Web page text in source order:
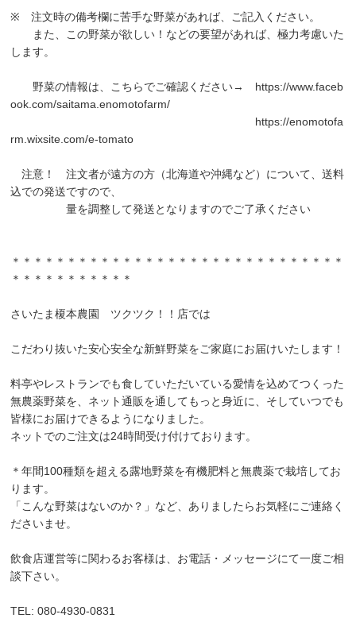
※ 注文時の備考欄に苦手な野菜があれば、ご記入ください。
また、この野菜が欲しい！などの要望があれば、極力考慮いた
します。
野菜の情報は、こちらでご確認ください→ https://www.faceb
ook.com/saitama.enomotofarm/
https://enomotofa
rm.wixsite.com/e-tomato
注意！ 注文者が遠方の方（北海道や沖縄など）について、送料
込での発送ですので、
量を調整して発送となりますのでご了承ください
＊＊＊＊＊＊＊＊＊＊＊＊＊＊＊＊＊＊＊＊＊＊＊＊＊＊＊＊＊＊
＊＊＊＊＊＊＊＊＊＊＊
さいたま榎本農園 ツクツク！！店では
こだわり抜いた安心安全な新鮮野菜をご家庭にお届けいたします！
料亭やレストランでも食していただいている愛情を込めてつくった
無農薬野菜を、ネット通販を通してもっと身近に、そしていつでも
皆様にお届けできるようになりました。
ネットでのご注文は24時間受け付けております。
＊年間100種類を超える露地野菜を有機肥料と無農薬で栽培してお
ります。
「こんな野菜はないのか？」など、ありましたらお気軽にご連絡く
ださいませ。
飲食店運営等に関わるお客様は、お電話・メッセージにて一度ご相
談下さい。
TEL: 080-4930-0831